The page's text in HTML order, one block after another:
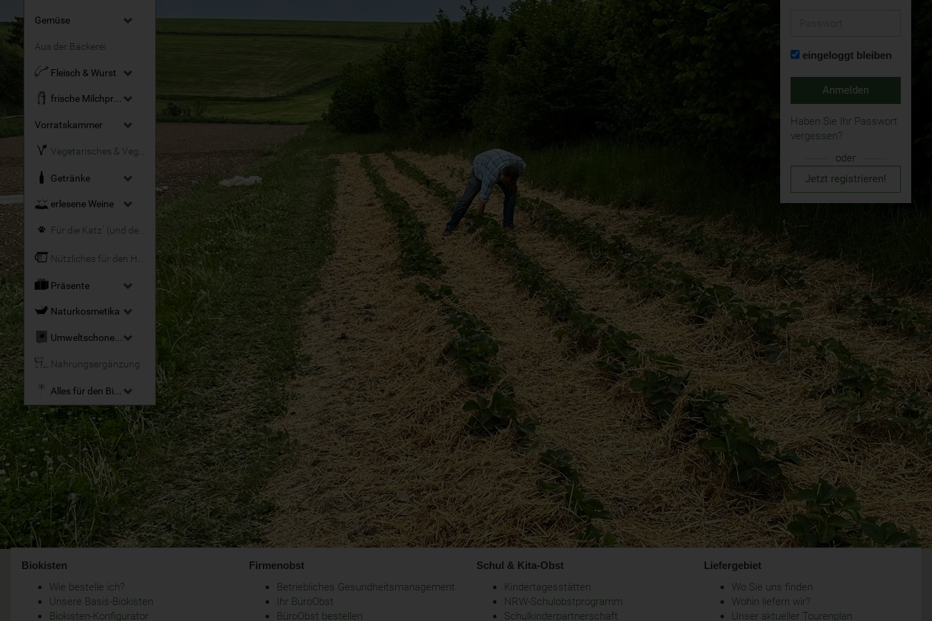
Gemüse
Aus der Bäckerei
Fleisch & Wurst
frische Milchprodukte
Vorratskammer
Getränke
erlesene Weine
Für die Katz´ (und den Hund)
Präsente
Naturkosmetika
Umweltschonende Reinigungsmittel
Nahrungsergänzung
Alles für den Bio-Garten
eingeloggt bleiben
Anmelden
Haben Sie Ihr Passwort
vergessen?
oder
Jetzt registrieren!
Biokisten
Wie bestelle ich?
Unsere Basis-Biokisten
Biokisten-Konfigurator
Firmenobst
Betriebliches Gesundheitsmanagement
Ihr BüroObst
BüroObst bestellen
Schul & Kita-Obst
Kindertagesstätten
NRW-Schulobstprogramm
Schulkinderpartnerschaft
Liefergebiet
Wo Sie uns finden
Wohin liefern wir?
Unser aktueller Tourenplan